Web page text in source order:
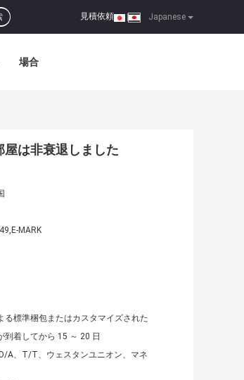
Japanese
見積依頼 |
場合
は非衰退しました
MARK
る標準梱包またはカスタマイズされた
到着してから 15 ～ 20 日
A、T/T、ウェスタンユニオン、マネ